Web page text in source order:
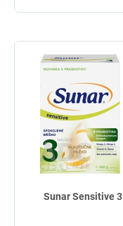
Sunar Sensitive 3